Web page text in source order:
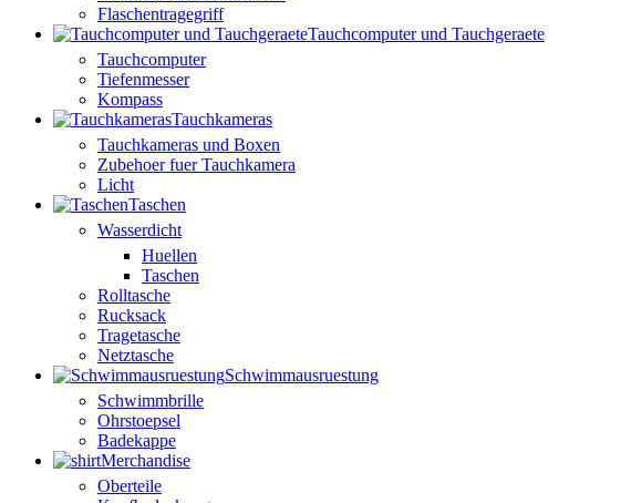
Flaschentragegriff
Tauchcomputer und Tauchgeraete
Tauchcomputer
Tiefenmesser
Kompass
Tauchkameras
Tauchkameras und Boxen
Zubehoer fuer Tauchkamera
Licht
Taschen
Wasserdicht
Huellen
Taschen
Rolltasche
Rucksack
Tragetasche
Netztasche
Schwimmausruestung
Schwimmbrille
Ohrstoepsel
Badekappe
Merchandise
Oberteile